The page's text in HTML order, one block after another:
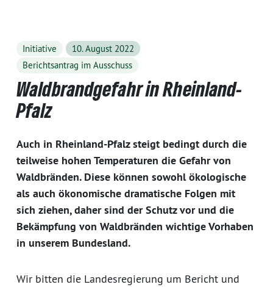
Initiative
10. August 2022
Berichtsantrag im Ausschuss
Waldbrandgefahr in Rheinland-
Pfalz
Auch in Rheinland-Pfalz steigt bedingt durch die
teilweise hohen Temperaturen die Gefahr von
Waldbränden. Diese können sowohl ökologische
als auch ökonomische dramatische Folgen mit
sich ziehen, daher sind der Schutz vor und die
Bekämpfung von Waldbränden wichtige Vorhaben
in unserem Bundesland.
Wir bitten die Landesregierung um Bericht und